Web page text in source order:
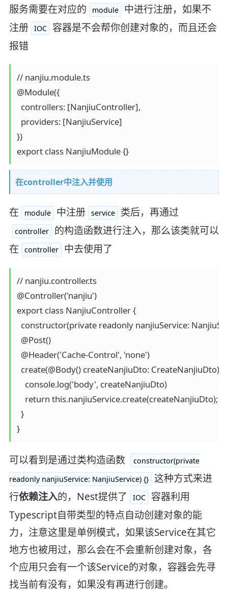
服务需要在对应的 module
中进行注册，如果不
注册 IOC
容器是不会帮你创建对象的，而且还会
报错
// nanjiu.module.ts
@Module({
  controllers: [NanjiuController],
  providers: [NanjiuService]
})
export class NanjiuModule {}
在controller中注入并使用
在 module 中注册 service 类后，再通过
controller
的构造函数进行注入，那么该类就可以
在
controller 中去使用了
// nanjiu.controller.ts
@Controller('nanjiu')
export class NanjiuController {
constructor(private readonly nanjiuService:
  @Post()
  @Header('Cache-Control', 'none')
  create(@Body() createNanjiuDto: CreateNanjiuDto) {
    console.log('body', createNanjiuDto)
    return this.nanjiuService.create(createNanjiuDto);
  }
}
可以看到是通过类构造函数
constructor(private
readonly nanjiuService: NanjiuService) {}
这种方式来进
行依赖注入的，Nest提供了 IOC
容器利用
Typescript自带类型的特点自动创建对象的能
力，注意这里是单例模式，如果该Service在其它
地方也被用过，那么会在不会重新创建对象，各
个应用只会有一个该Service的对象，容器会先寻
找当前有没有，如果没有再进行创建。